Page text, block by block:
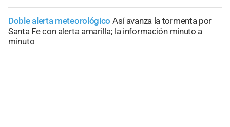
Doble alerta meteorológico Así avanza la tormenta por
Santa Fe con alerta amarilla; la información minuto a
minuto